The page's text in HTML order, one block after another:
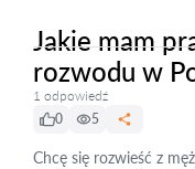
Jakie mam
rozwodu w
1 odpowiedź
0
5
Chcę się rozwieść z